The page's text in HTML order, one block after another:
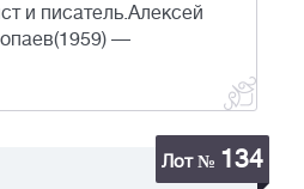
и писатель.Алексей
—
Лот № 134